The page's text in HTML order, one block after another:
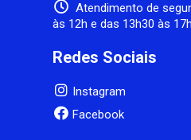
Atendimento de
às 12h e das 13h30 às
Redes Sociais
Instagram
Facebook